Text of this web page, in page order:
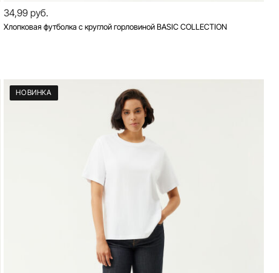
34,99 руб.
Хлопковая футболка с круглой горловиной BASIC COLLECTION
НОВИНКА